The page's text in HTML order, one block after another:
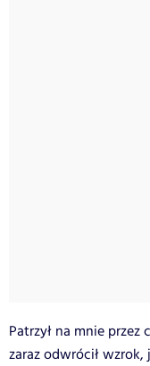
Patrzył na mnie
zaraz odwrócił